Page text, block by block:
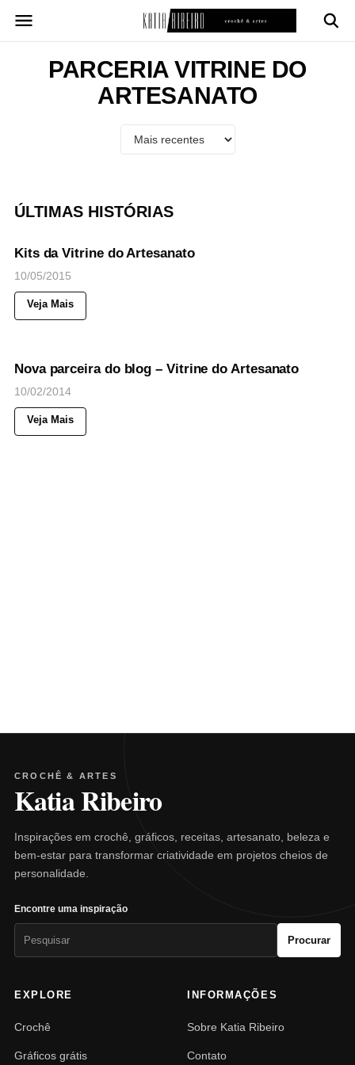
para
conteúdoPARCERIA VITRINE DO
ARTESANATO
ÚLTIMAS HISTÓRIAS
◉
Views
Kits da Vitrine do Artesanato
10/05/2015
Veja Mais
Nova parceira do blog – Vitrine do Artesanato
10/02/2014
Veja Mais
CROCHÊ & ARTES
Katia Ribeiro
Inspirações em crochê, gráficos, receitas, artesanato, beleza e
bem-estar para transformar criatividade em projetos cheios de
personalidade.
Encontre uma inspiração
Procurar
EXPLORE
Crochê
Gráficos grátis
INFORMAÇÕES
Sobre Katia Ribeiro
Contato